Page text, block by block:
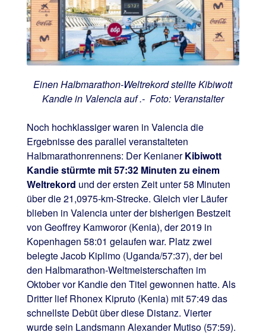
Einen Halbmarathon-Weltrekord stellte Kibiwott
Kandie in Valencia auf .- Foto: Veranstalter
Noch hochklassiger waren in Valencia die
Ergebnisse des parallel veranstalteten
Halbmarathonrennens: Der KenianerKibiwott
Kandie stürmte mit 57:32 Minuten zu einem
Weltrekord und der ersten Zeit unter 58 Minuten
über die 21,0975-km-Strecke. Gleich vier Läufer
blieben in Valencia unter der bisherigen Bestzeit
von Geoffrey Kamworor (Kenia), der 2019 in
Kopenhagen 58:01 gelaufen war. Platz zwei
belegte Jacob Kiplimo (Uganda/57:37), der bei
den Halbmarathon-Weltmeisterschaften im
Oktober vor Kandie den Titel gewonnen hatte. Als
Dritter lief Rhonex Kipruto (Kenia) mit 57:49 das
schnellste Debüt über diese Distanz. Vierter
wurde sein Landsmann Alexander Mutiso (57:59).